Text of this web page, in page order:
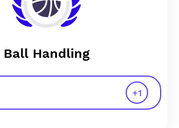
Ball Handling
+1